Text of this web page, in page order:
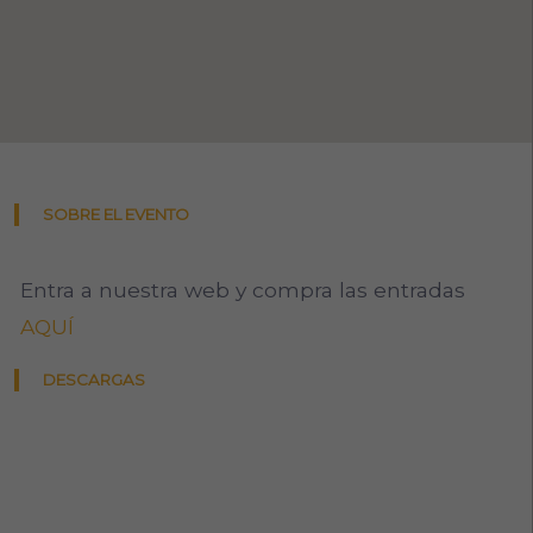
SOBRE EL EVENTO
Entra a nuestra web y compra las entradas
AQUÍ
DESCARGAS